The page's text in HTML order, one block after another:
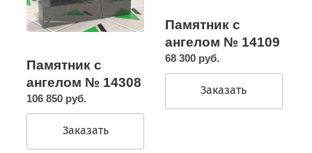
Памятник с
ангелом № 14308
106 850 руб.
Заказать
Памятник с
ангелом № 14109
68 300 руб.
Заказать